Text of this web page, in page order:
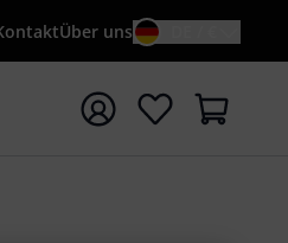
Über uns
starten